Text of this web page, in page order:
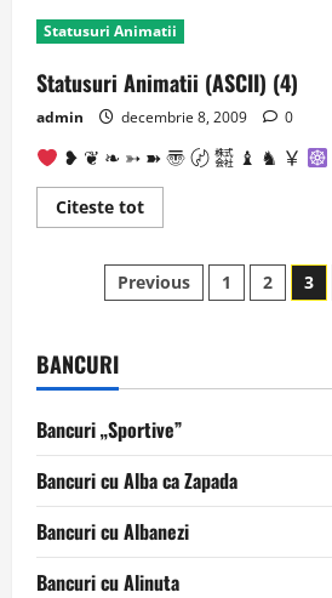
Animatii
(ASCII)
Statusuri Animatii
Statusuri Animatii (ASCII) (4)
admin decembrie 8, 2009 0
❥ ❦ ❧ ➳ ➽ 〠 〄 ㍿ ♝ ♞ ￥
Citeste totRead
more
Animatii
(ASCII)
(4)
Paginație
Previous 1 2 3
BANCURI
Bancuri „Sportive”
Bancuri cu Alba ca Zapada
Bancuri cu Albanezi
Bancuri cu Alinuta